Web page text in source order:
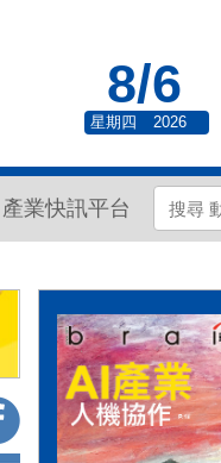
8/6
星期四
2026
產業快訊平台